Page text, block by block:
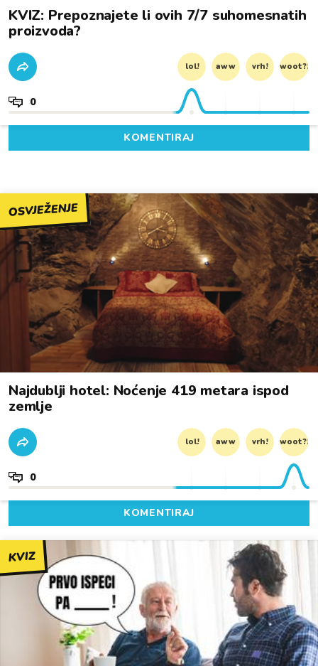
KVIZ: Prepoznajete li ovih 7/7 suhomesnatih
proizvoda?
lol! aww vrh! woot?!
0
KOMENTIRAJ
OSVJEŽENJE
Najdublji hotel: Noćenje 419 metara ispod
zemlje
lol! aww vrh! woot?!
0
KOMENTIRAJ
KVIZ